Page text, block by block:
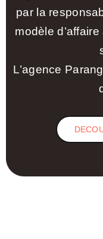
par la
modèle
L’agence